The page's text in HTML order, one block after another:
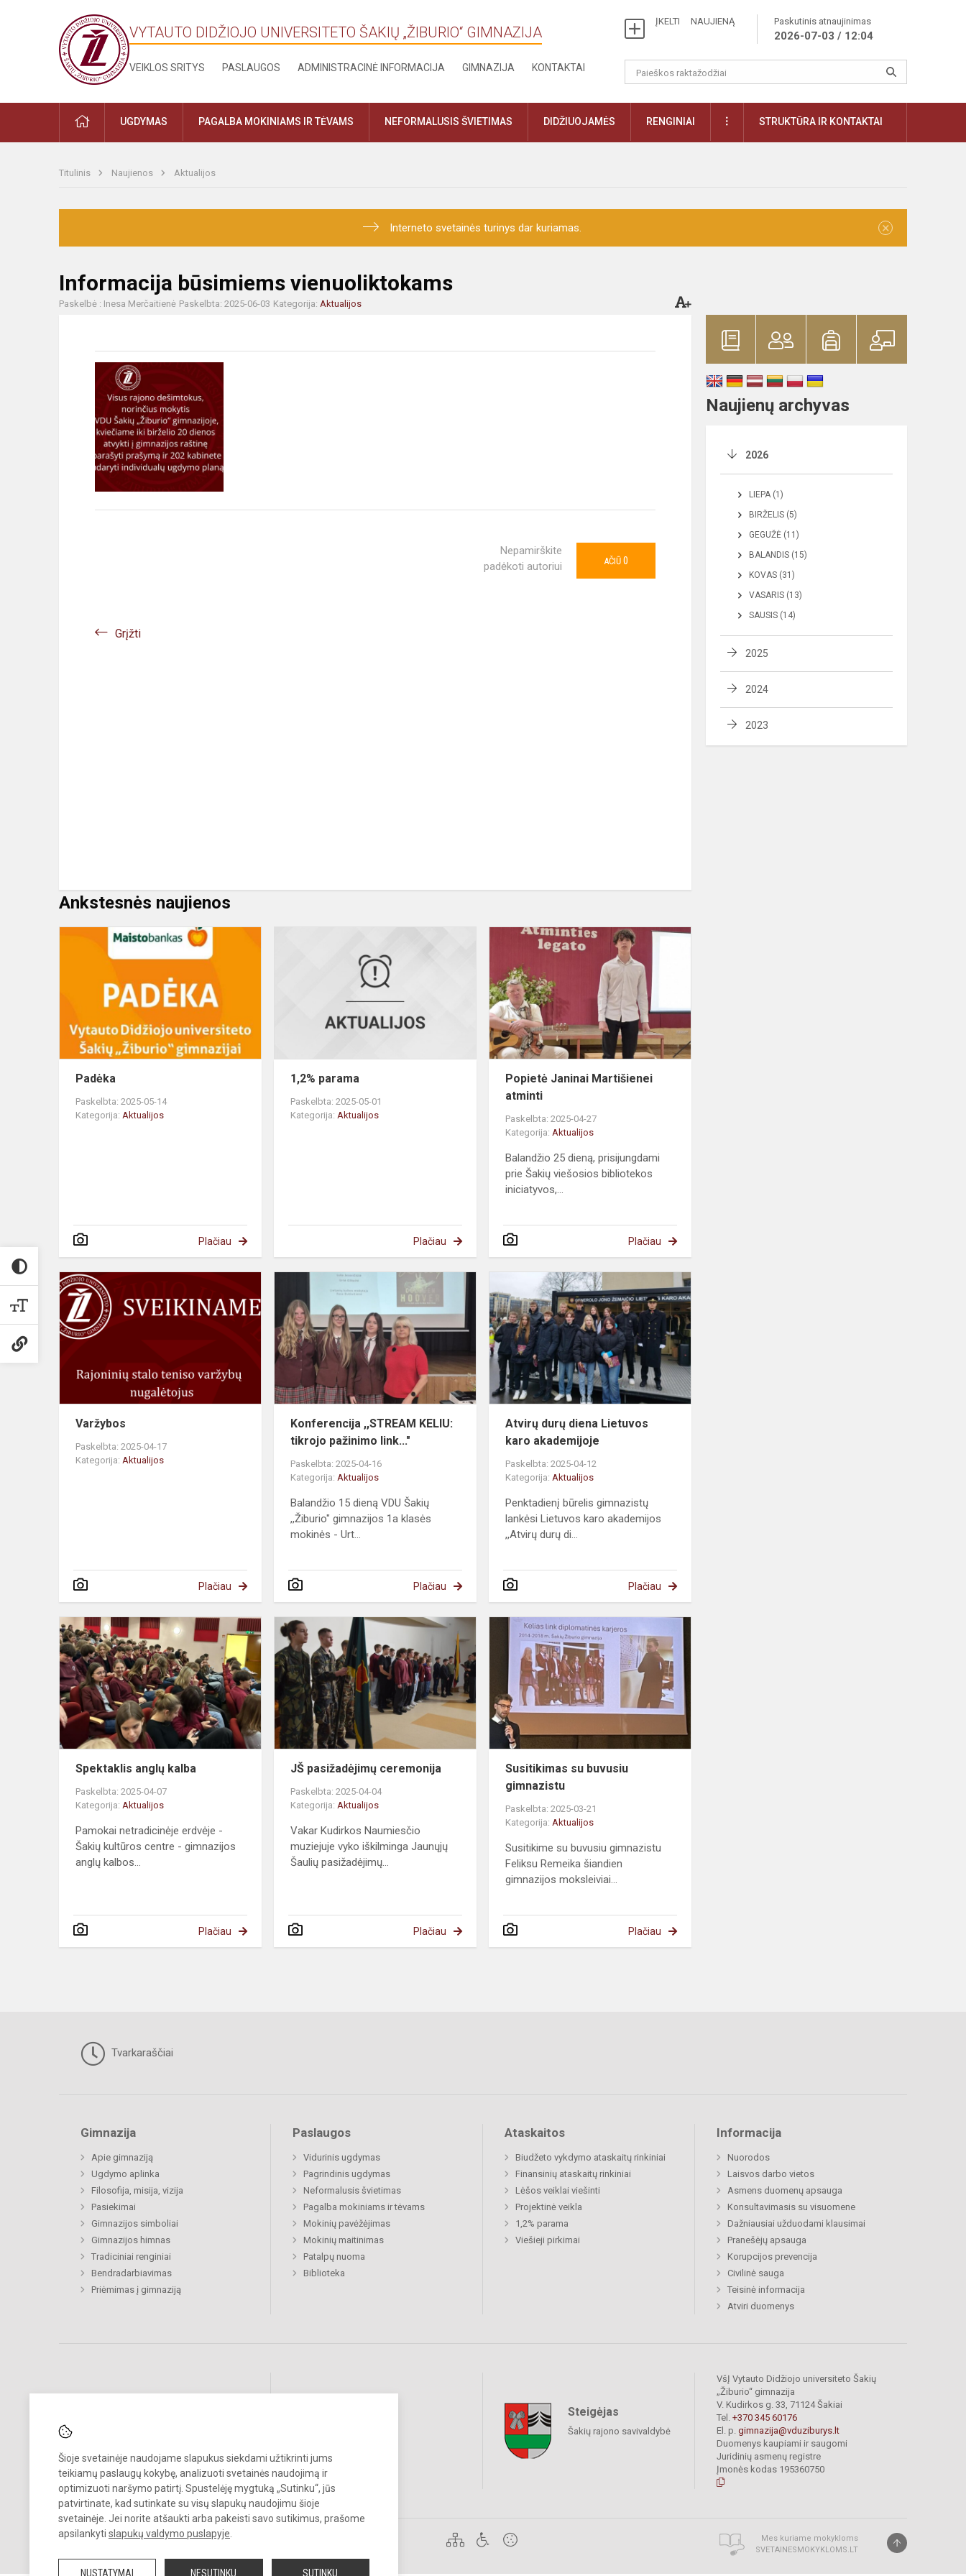
Šioje svetainėje naudojame slapukus siekdami užtikrinti jums
teikiamų paslaugų kokybę, analizuoti svetainės naudojimą ir
optimizuoti naršymo patirtį. Spustelėję mygtuką „Sutinku“, jūs
patvirtinate, kad sutinkate su visų slapukų naudojimu šioje
svetainėje. Jei norite atšaukti arba pakeisti savo sutikimus, prašome
apsilankyti slapukų valdymo puslapyje
NUSTATYMAI NESUTINKU SUTINKU
VYTAUTO DIDŽIOJO UNIVERSITETO ŠAKIŲ „ŽIBURIO“ GIMNAZIJA
VEIKLOS SRITYS PASLAUGOS ADMINISTRACINĖ INFORMACIJA GIMNAZIJA KONTAKTAI
ĮKELTI NAUJIENĄ Paskutinis atnaujinimas
2026-07-03 / 12:04
UGDYMAS PAGALBA MOKINIAMS IR TĖVAMS NEFORMALUSIS ŠVIETIMAS DIDŽIUOJAMĖS RENGINIAI STRUKTŪRA IR KONTAKTAI
Titulinis Naujienos Aktualijos
Interneto svetainės turinys dar kuriamas. ×
Informacija būsimiems vienuoliktokams
Paskelbė : Inesa Merčaitienė Paskelbta: 2025-06-03 Kategorija: Aktualijos
Nepamirškite
padėkoti autoriui
AČIŪ 0
Grįžti
Ankstesnės naujienos
Padėka
Paskelbta: 2025-05-14
Kategorija: Aktualijos
Plačiau
1,2% parama
Paskelbta: 2025-05-01
Kategorija:Aktualijos
Plačiau
Popietė Janinai Martišienei
atminti
Paskelbta: 2025-04-27
Kategorija:Aktualijos
Balandžio 25 dieną, prisijungdami
prie Šakių viešosios bibliotekos
iniciatyvos,...
Plačiau
Varžybos
Paskelbta: 2025-04-17
Kategorija: Aktualijos
Plačiau
Konferencija ,,STREAM KELIU:
tikrojo pažinimo link..."
Paskelbta: 2025-04-16
Kategorija:Aktualijos
Balandžio 15 dieną VDU Šakių
,,Žiburio" gimnazijos 1a klasės
mokinės - Urt...
Plačiau
Atvirų durų diena Lietuvos
karo akademijoje
Paskelbta: 2025-04-12
Kategorija:Aktualijos
Penktadienį būrelis gimnazistų
lankėsi Lietuvos karo akademijos
,,Atvirų durų di...
Plačiau
Spektaklis anglų kalba
Paskelbta: 2025-04-07
Kategorija: Aktualijos
Pamokai netradicinėje erdvėje -
Šakių kultūros centre - gimnazijos
anglų kalbos...
Plačiau
JŠ pasižadėjimų ceremonija
Paskelbta: 2025-04-04
Kategorija:Aktualijos
Vakar Kudirkos Naumiesčio
muziejuje vyko iškilminga Jaunųjų
Šaulių pasižadėjimų...
Plačiau
Susitikimas su buvusiu
gimnazistu
Paskelbta: 2025-03-21
Kategorija:Aktualijos
Susitikime su buvusiu gimnazistu
Feliksu Remeika šiandien
gimnazijos moksleiviai...
Plačiau
Naujienų archyvas
2026
LIEPA (1)
BIRŽELIS (5)
GEGUŽĖ (11)
BALANDIS (15)
KOVAS (31)
VASARIS (13)
SAUSIS (14)
2025
2024
2023
Tvarkaraščiai
Gimnazija
Apie gimnaziją
Ugdymo aplinka
Filosofija, misija, vizija
Pasiekimai
Gimnazijos simboliai
Gimnazijos himnas
Tradiciniai renginiai
Bendradarbiavimas
Priėmimas į gimnaziją
Paslaugos
Vidurinis ugdymas
Pagrindinis ugdymas
Neformalusis švietimas
Pagalba mokiniams ir tėvams
Mokinių pavėžėjimas
Mokinių maitinimas
Patalpų nuoma
Biblioteka
Ataskaitos
Biudžeto vykdymo ataskaitų rinkiniai
Finansinių ataskaitų rinkiniai
Lėšos veiklai viešinti
Projektinė veikla
1,2% parama
Viešieji pirkimai
Informacija
Nuorodos
Laisvos darbo vietos
Asmens duomenų apsauga
Konsultavimasis su visuomene
Dažniausiai užduodami klausimai
Pranešėjų apsauga
Korupcijos prevencija
Civilinė sauga
Teisinė informacija
Atviri duomenys
RAŠYKITE
Steigėjas
Šakių rajono savivaldybė
VšĮ Vytauto Didžiojo universiteto Šakių
„Žiburio“ gimnazija
V. Kudirkos g. 33, 71124 Šakiai
Tel. +370 345 60176
El. p. gimnazija@vduziburys.lt
Duomenys kaupiami ir saugomi
Juridinių asmenų registre
Įmonės kodas 195360750
© 2024. VDU Šakių „Žiburio“ gimnazija. Visos teisės saugomos.
Mes kuriame mokykloms
SVETAINESMOKYKLOMS.LT